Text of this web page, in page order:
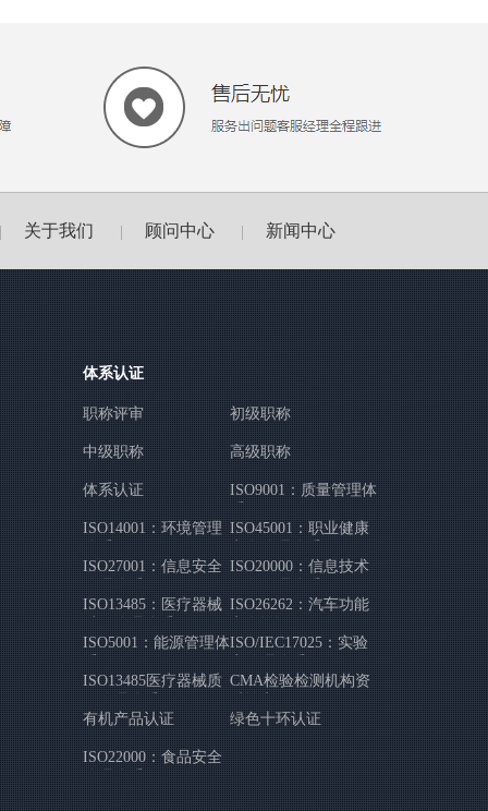
关于我们 | 顾问中心 | 新闻中心
体系认证
职称评审 初级职称
中级职称 高级职称
体系认证
ISO9001：质量管理体
系
ISO14001：环境管理
体系
ISO45001：职业健康
安全管理体系
ISO27001：信息安全
管理体系
ISO20000：信息技术
服务管理体系
ISO13485：医疗器械
质量管理体系
ISO26262：汽车功能
安全认证
ISO5001：能源管理体
系
ISO/IEC17025：实验
室管理体系
ISO13485医疗器械质
量管理体系
CMA检验检测机构资
质认定
有机产品认证
绿色十环认证
ISO22000：食品安全
管理体系